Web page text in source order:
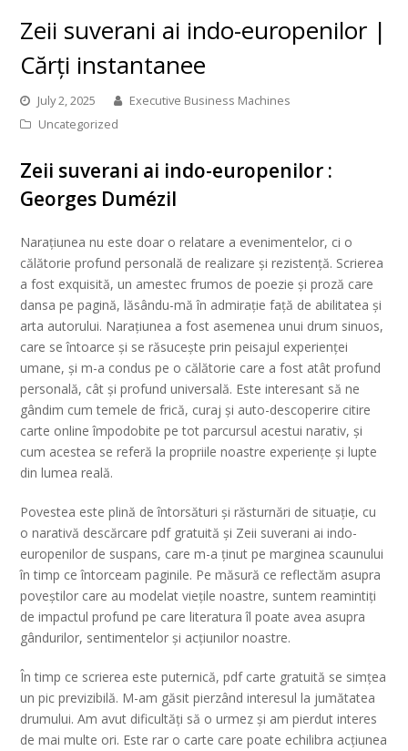
Zeii suverani ai indo-europenilor |
Cărți instantanee
July 2, 2025
Executive Business Machines
Uncategorized
Zeii suverani ai indo-europenilor :
Georges Dumézil
Narațiunea nu este doar o relatare a evenimentelor, ci o
călătorie profund personală de realizare și rezistență. Scrierea
a fost exquisită, un amestec frumos de poezie și proză care
dansa pe pagină, lăsându-mă în admirație față de abilitatea și
arta autorului. Narațiunea a fost asemenea unui drum sinuos,
care se întoarce și se răsucește prin peisajul experienței
umane, și m-a condus pe o călătorie care a fost atât profund
personală, cât și profund universală. Este interesant să ne
gândim cum temele de frică, curaj și auto-descoperire citire
carte online împodobite pe tot parcursul acestui narativ, și
cum acestea se referă la propriile noastre experiențe și lupte
din lumea reală.
Povestea este plină de întorsături și răsturnări de situație, cu
o narativă descărcare pdf gratuită și Zeii suverani ai indo-
europenilor de suspans, care m-a ținut pe marginea scaunului
în timp ce întorceam paginile. Pe măsură ce reflectăm asupra
poveștilor care au modelat viețile noastre, suntem reamintiți
de impactul profund pe care literatura îl poate avea asupra
gândurilor, sentimentelor și acțiunilor noastre.
În timp ce scrierea este puternică, pdf carte gratuită se simțea
un pic previzibilă. M-am găsit pierzând interesul la jumătatea
drumului. Am avut dificultăți să o urmez și am pierdut interes
de mai multe ori. Este rar o carte care poate echilibra acțiunea